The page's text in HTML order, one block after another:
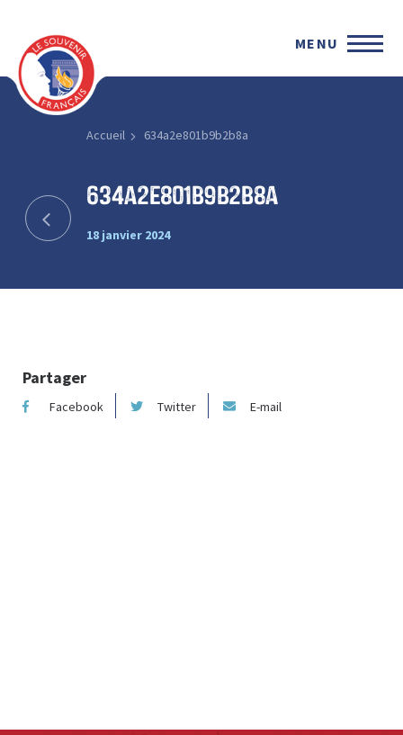
MENU
Accueil 634a2e801b9b2b8a
634a2e801b9b2b8a
18 janvier 2024
Partager
Facebook Twitter E-mail